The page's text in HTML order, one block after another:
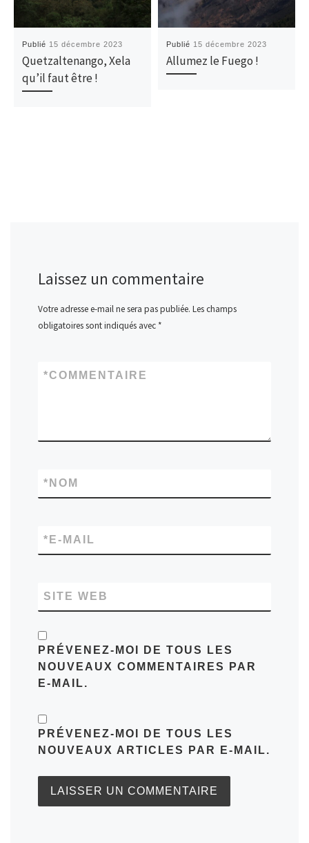
Publié 15 décembre 2023
Quetzaltenango, Xela
qu’il faut être !
Publié 15 décembre 2023
Allumez le Fuego !
Laissez un commentaire
Votre adresse e-mail ne sera pas publiée. Les champs
obligatoires sont indiqués avec *
COMMENTAIRE
*
NOM
*
E-MAIL
*
SITE WEB
PRÉVENEZ-MOI DE TOUS LES
NOUVEAUX COMMENTAIRES PAR
E-MAIL.
PRÉVENEZ-MOI DE TOUS LES
NOUVEAUX ARTICLES PAR E-MAIL.